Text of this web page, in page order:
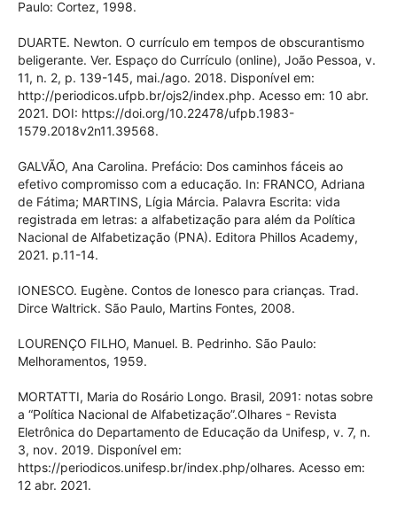
Paulo: Cortez, 1998.
DUARTE. Newton. O currículo em tempos de obscurantismo
beligerante. Ver. Espaço do Currículo (online), João Pessoa, v.
11, n. 2, p. 139-145, mai./ago. 2018. Disponível em:
http://periodicos.ufpb.br/ojs2/index.php. Acesso em: 10 abr.
2021. DOI: https://doi.org/10.22478/ufpb.1983-
1579.2018v2n11.39568.
GALVÃO, Ana Carolina. Prefácio: Dos caminhos fáceis ao
efetivo compromisso com a educação. In: FRANCO, Adriana
de Fátima; MARTINS, Lígia Márcia. Palavra Escrita: vida
registrada em letras: a alfabetização para além da Política
Nacional de Alfabetização (PNA). Editora Phillos Academy,
2021. p.11-14.
IONESCO. Eugène. Contos de Ionesco para crianças. Trad.
Dirce Waltrick. São Paulo, Martins Fontes, 2008.
LOURENÇO FILHO, Manuel. B. Pedrinho. São Paulo:
Melhoramentos, 1959.
MORTATTI, Maria do Rosário Longo. Brasil, 2091: notas sobre
a “Política Nacional de Alfabetização”.Olhares - Revista
Eletrônica do Departamento de Educação da Unifesp, v. 7, n.
3, nov. 2019. Disponível em:
https://periodicos.unifesp.br/index.php/olhares. Acesso em:
12 abr. 2021.